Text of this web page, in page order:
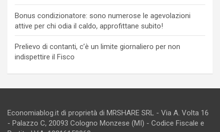
Bonus condizionatore: sono numerose le agevolazioni
attive per chi odia il caldo, approfittane subito!
Prelievo di contanti, c’è un limite giornaliero per non
indispettire il Fisco
Economiablog.it di proprietà di MRSHARE SRL - Via A. Volta 16
- Palazzo C, 20093 Cologno Monzese (MI) - Codice Fiscale e